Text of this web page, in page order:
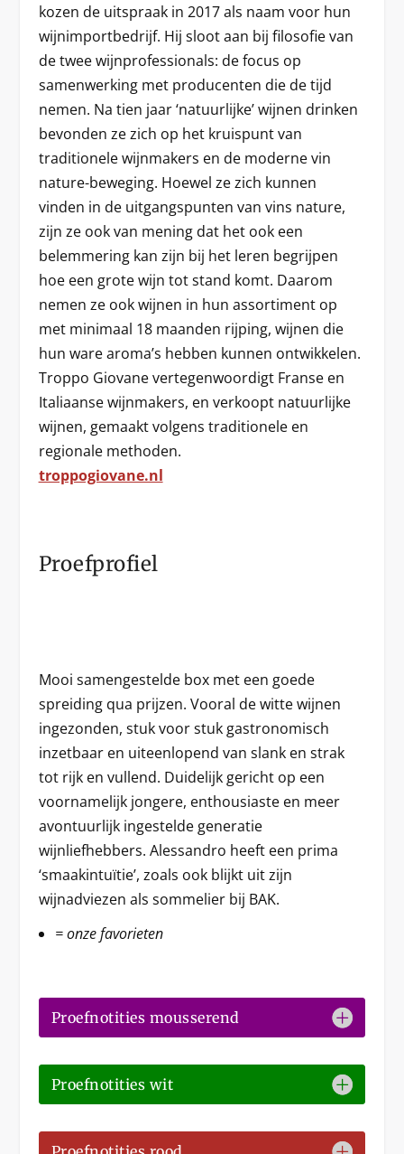
kozen de uitspraak in 2017 als naam voor hun
wijnimportbedrijf. Hij sloot aan bij filosofie van
de twee wijnprofessionals: de focus op
samenwerking met producenten die de tijd
nemen. Na tien jaar ‘natuurlijke’ wijnen drinken
bevonden ze zich op het kruispunt van
traditionele wijnmakers en de moderne vin
nature-beweging. Hoewel ze zich kunnen
vinden in de uitgangspunten van vins nature,
zijn ze ook van mening dat het ook een
belemmering kan zijn bij het leren begrijpen
hoe een grote wijn tot stand komt. Daarom
nemen ze ook wijnen in hun assortiment op
met minimaal 18 maanden rijping, wijnen die
hun ware aroma’s hebben kunnen ontwikkelen.
Troppo Giovane vertegenwoordigt Franse en
Italiaanse wijnmakers, en verkoopt natuurlijke
wijnen, gemaakt volgens traditionele en
regionale methoden.
troppogiovane.nl
Proefprofiel
Mooi samengestelde box met een goede
spreiding qua prijzen. Vooral de witte wijnen
ingezonden, stuk voor stuk gastronomisch
inzetbaar en uiteenlopend van slank en strak
tot rijk en vullend. Duidelijk gericht op een
voornamelijk jongere, enthousiaste en meer
avontuurlijk ingestelde generatie
wijnliefhebbers. Alessandro heeft een prima
‘smaakintuïtie’, zoals ook blijkt uit zijn
wijnadviezen als sommelier bij BAK.
= onze favorieten
Proefnotities mousserend
Proefnotities wit